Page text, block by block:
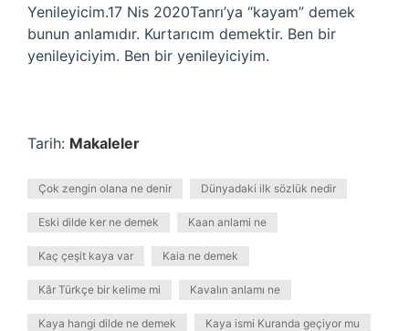
Yenileyicim.17 Nis 2020Tanrı’ya “kayam” demek
bunun anlamıdır. Kurtarıcım demektir. Ben bir
yenileyiciyim. Ben bir yenileyiciyim.
Tarih: Makaleler
Çok zengin olana ne denir Dünyadaki ilk sözlük nedir
Eski dilde ker ne demek Kaan anlami ne
Kaç çeşit kaya var Kaia ne demek
Kâr Türkçe bir kelime mi Kavalın anlamı ne
Kaya hangi dilde ne demek Kaya ismi Kuranda geçiyor mu